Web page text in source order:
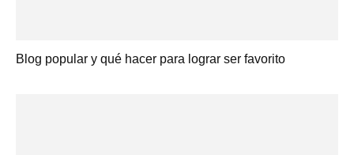
Blog popular y qué hacer para lograr ser favorito